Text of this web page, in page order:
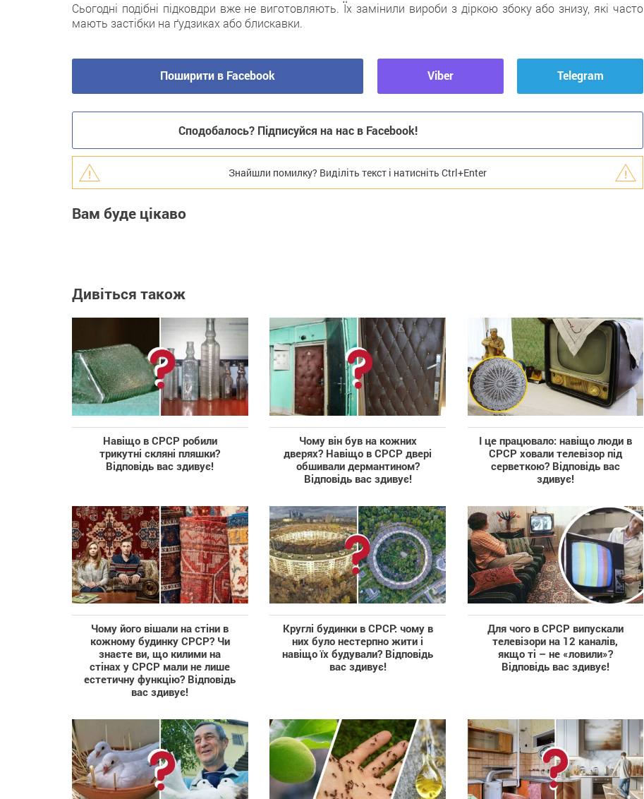
Сьогодні подібні підковдри вже не виготовляють. Їх замінили вироби з діркою збоку або знизу, які часто
мають застібки на ґудзиках або блискавки.
Поширити в Facebook Viber Telegram
Сподобалось? Підписуйся на нас в Facebook!
Знайшли помилку? Виділіть текст і натисніть Ctrl+Enter
Вам буде цікаво
Дивіться також
Навіщо в СРСР робили
трикутні скляні пляшки?
Відповідь вас здивує!
Чому він був на кожних
дверях? Навіщо в СРСР двері
обшивали дермантином?
Відповідь вас здивує!
І це працювало: навіщо люди в
СРСР ховали телевізор під
серветкою? Відповідь вас
здивує!
Чому його вішали на стіни в
кожному будинку СРСР? Чи
знаєте ви, що килими на
стінах у СРСР мали не лише
естетичну функцію? Відповідь
вас здивує!
Круглі будинки в СРСР: чому в
них було нестерпно жити і
навіщо їх будували? Відповідь
вас здивує!
Для чого в СРСР випускали
телевізори на 12 каналів,
якщо ті – не «ловили»?
Відповідь вас здивує!